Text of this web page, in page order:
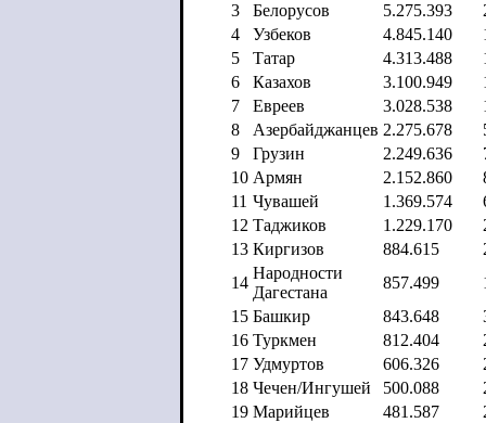
3
Белорусов 5.275.393
4
Узбеков 4.845.140
5
Татар 4.313.488
6
Казахов 3.100.949
7
Евреев 3.028.538
8
Азербайджанцев 2.275.678
9
Грузин 2.249.636
10 Армян 2.152.860
11 Чувашей 1.369.574
12 Таджиков 1.229.170
13 Киргизов 884.615
14
Народности
Дагестана
857.499
15 Башкир 843.648
16 Туркмен 812.404
17 Удмуртов 606.326
18 Чечен/Ингушей 500.088
19 Марийцев 481.587